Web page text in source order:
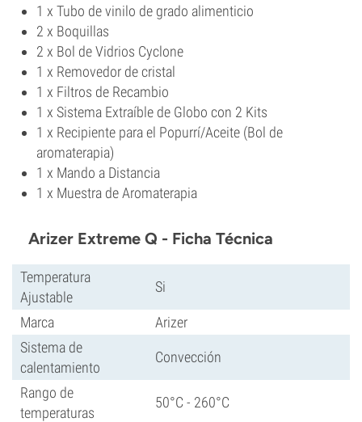
1 x Tubo de vinilo de grado alimenticio
2 x Boquillas
2 x Bol de Vidrios Cyclone
1 x Removedor de cristal
1 x Filtros de Recambio
1 x Sistema Extraíble de Globo con 2 Kits
1 x Recipiente para el Popurrí/Aceite (Bol de
aromaterapia)
1 x Mando a Distancia
1 x Muestra de Aromaterapia
Arizer Extreme Q - Ficha Técnica
Temperatura
Ajustable
Si
Marca
Arizer
Sistema de
calentamiento
Convección
Rango de
temperaturas
50°C - 260°C